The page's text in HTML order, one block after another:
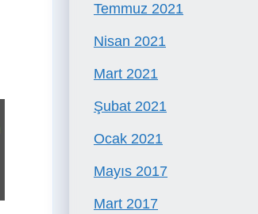
Temmuz 2021
Nisan 2021
Mart 2021
Şubat 2021
Ocak 2021
Mayıs 2017
Mart 2017